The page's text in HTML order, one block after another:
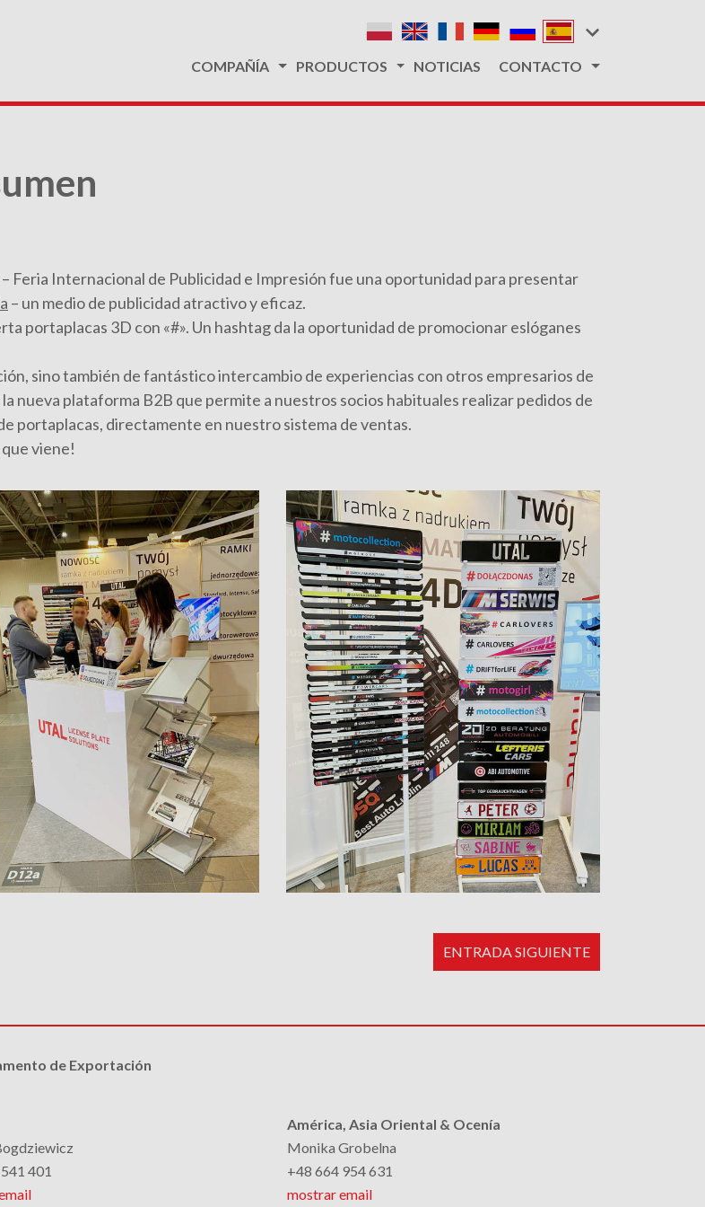
COMPAÑÍA PRODUCTOS NOTICIAS CONTACTO
Feria Internacional de Publicidad e Impresión fue una oportunidad para presentar
– un medio de publicidad atractivo y eficaz.
portaplacas 3D con «#». Un hashtag da la oportunidad de promocionar eslóganes
sino también de fantástico intercambio de experiencias con otros empresarios de
nueva plataforma B2B que permite a nuestros socios habituales realizar pedidos de
portaplacas, directamente en nuestro sistema de ventas.
viene!
ENTRADA SIGUIENTE
de Exportación
401
América, Asia Oriental & Ocenía
Monika Grobelna
+48 664 954 631
mostrar email